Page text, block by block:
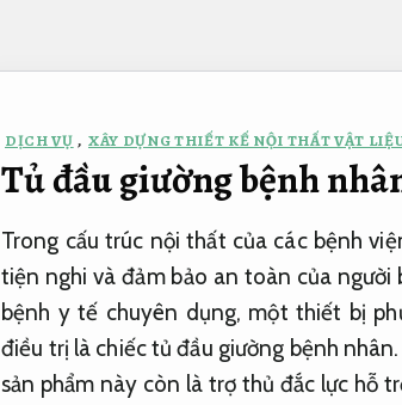
DỊCH VỤ , XÂY DỰNG THIẾT KẾ NỘI THẤT VẬT
Tủ đầu giường bệnh
Trong cấu trúc nội thất của các bệnh
tiện nghi và đảm bảo an toàn của
bệnh y tế chuyên dụng, một thiết bị
điều trị là chiếc tủ đầu giường bệnh
sản phẩm này còn là trợ thủ đắc lực hỗ